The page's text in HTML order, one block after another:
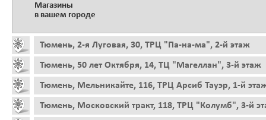
Магазины
в вашем городе
Тюмень, 2-я Луговая, 30, ТРЦ "Па-на-ма", 2-й этаж
Тюмень, 50 лет Октября, 14, ТЦ "Магеллан", 3-й этаж
Тюмень, Мельникайте, 116, ТРЦ Арсиб Тауэр, 1-й
Тюмень, Московский тракт, 118, ТРЦ "Колумб", 3-й